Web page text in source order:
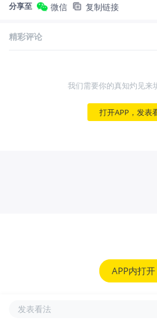
分享至 微信 复制链接
精彩评论
我们需要你的真知灼见来
打开APP，发表
APP内打开
发表看法